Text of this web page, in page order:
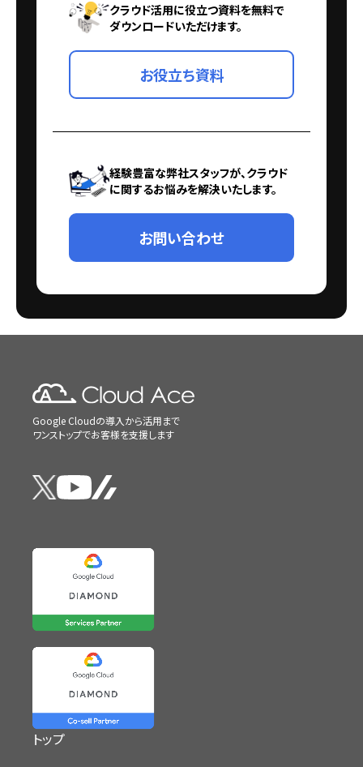
クラウド活用に役立つ資料を無料で
ダウンロードいただけます。
お役立ち資料
経験豊富な弊社スタッフが、クラウド
に関するお悩みを解決いたします。
お問い合わせ
Google Cloudの導入から活用まで
ワンストップでお客様を支援します
トップ